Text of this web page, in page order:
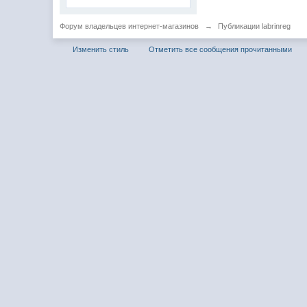
Форум владельцев интернет-магазинов → Публикации labrinreg
Изменить стиль Отметить все сообщения прочитанными